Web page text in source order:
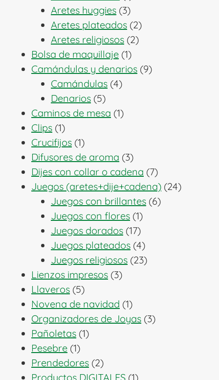
producto
Aretes huggies 33
productos
Aretes plateados 22
productos
Aretes religiosos 22
Bolsa de maquillaje 11
producto
Camándulas y denarios 99
Camándulas 44
Denarios 55
productos
Caminos de mesa 11
Clips 11
producto
Crucifijos 11
producto
Difusores de aroma 33
productos
Dijes con collar o cadena 77
productos
Juegos (aretes+dije+cadena) 2424
Juegos con brillantes 66
Juegos con flores 11
producto
Juegos dorados 1717
productos
Juegos plateados 44
productos
Juegos religiosos 2323
Lienzos impresos 33
Llaveros 55
productos
Novena de navidad 11
producto
Organizadores de Joyas 33
Pañoletas 11
Pesebre 11
producto
Prendedores 22
productos
Productos DIGITALES 11